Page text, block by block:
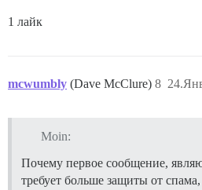
1 лайк
mcwumbly (Dave McClure) 8
Moin:
Почему первое сообщение,
требует больше защиты от